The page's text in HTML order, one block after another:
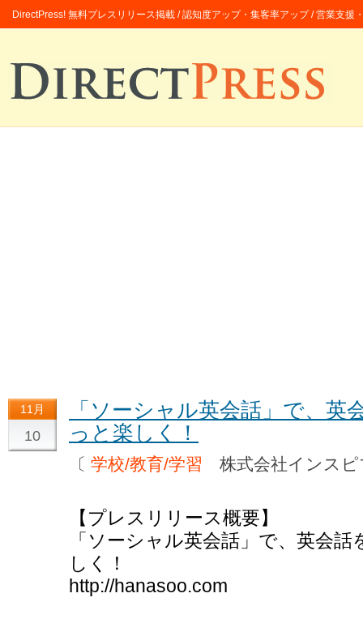
DirectPress! 無料プレスリリース掲載 / 認知度アップ・集客率アップ / 営業支援
11月
10
「ソーシャル英会話」で、英
っと楽しく！
〔 学校/教育/学習 株式会社インス
【プレスリリース概要】
「ソーシャル英会話」で、英会
しく！
http://hanasoo.com